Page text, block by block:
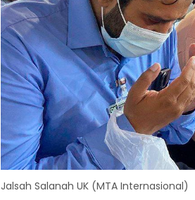
Jalsah Salanah UK (MTA Internasional)